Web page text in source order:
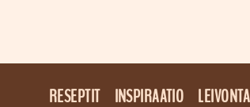
RESEPTIT INSPIRAATIO LEIVONTA